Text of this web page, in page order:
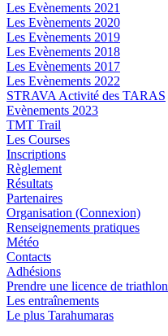
Les Evènements 2021
Les Evènements 2020
Les Evènements 2019
Les Evènements 2018
Les Evènements 2017
Les Evènements 2022
STRAVA Activité des TARAS
Evènements 2023
TMT Trail
Les Courses
Inscriptions
Règlement
Résultats
Partenaires
Organisation (Connexion)
Renseignements pratiques
Météo
Contacts
Adhésions
Prendre une licence de triathlon
Les entraînements
Le plus Tarahumaras